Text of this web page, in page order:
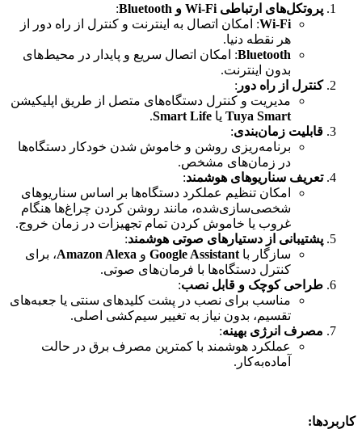
پروتکل‌های ارتباطی Wi-Fi و Bluetooth
:
Wi-Fi: امکان اتصال به اینترنت و کنترل از راه دور از
هر نقطه دنیا.
Bluetooth: امکان اتصال سریع و پایدار در محیط‌های
بدون اینترنت.
کنترل از راه دور :
مدیریت و کنترل دستگاه‌های متصل از طریق اپلیکیشن
Tuya Smart یا Smart Life
.
قابلیت زمان‌بندی:
برنامه‌ریزی روشن و خاموش شدن خودکار دستگاه‌ها
در زمان‌های مشخص.
تعریف سناریوهای هوشمند:
امکان تنظیم عملکرد دستگاه‌ها بر اساس سناریوهای
شخصی‌سازی‌شده، مانند روشن کردن چراغ‌ها هنگام
غروب یا خاموش کردن تمام تجهیزات در زمان خروج.
پشتیبانی از دستیارهای صوتی هوشمند:
سازگار با Google Assistant و Amazon Alexa، برای
کنترل دستگاه‌ها با فرمان‌های صوتی.
طراحی کوچک و قابل نصب:
مناسب برای نصب در پشت کلیدهای سنتی یا جعبه‌های
تقسیم، بدون نیاز به تغییر سیم‌کشی اصلی.
مصرف انرژی بهینه:
عملکرد هوشمند با کمترین مصرف برق در حالت
آماده‌به‌کار.
کاربردها: